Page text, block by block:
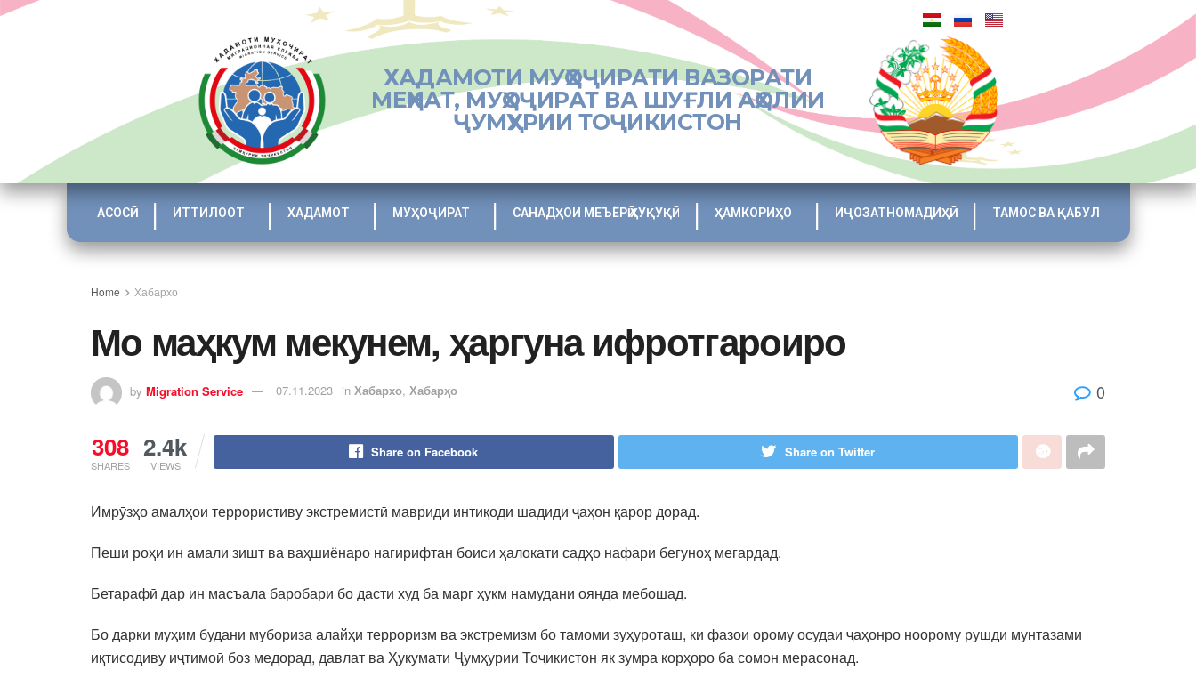
ХАДАМОТИ МУҲОҶИРАТИ ВАЗОРАТИ
МЕҲНАТ, МУҲОҶИРАТ ВА ШУҒЛИ АҲОЛИИ
ҶУМҲУРИИ ТОҶИКИСТОН
АСОСӢ ИТТИЛООТ ХАДАМОТ МУҲОҶИРАТ САНАДҲОИ МЕЪЁРӢ ҲУҚУҚӢ ҲАМКОРИҲО ИҶОЗАТНОМАДИҲӢ ТАМОС ВА ҚАБУЛ
Home Хабархо
Мо маҳкум мекунем, ҳаргуна ифротгароиро
by Migration Service 07.11.2023 in Хабархо, Хабарҳо 0
308
SHARES
2.4k
VIEWS
Share on Facebook Share on Twitter
Имрӯзҳо амалҳои террористиву экстремистӣ мавриди интиқоди шадиди ҷаҳон қарор дорад.
Пеши роҳи ин амали зишт ва ваҳшиёнаро нагирифтан боиси ҳалокати садҳо нафари бегуноҳ мегардад.
Бетарафӣ дар ин масъала баробари бо дасти худ ба марг ҳукм намудани оянда мебошад.
Бо дарки муҳим будани мубориза алайҳи терроризм ва экстремизм бо тамоми зуҳуроташ, ки фазои орому осудаи ҷаҳонро ноорому рушди мунтазами
иқтисодиву иҷтимоӣ боз медорад, давлат ва Ҳукумати Ҷумҳурии Тоҷикистон як зумра корҳоро ба сомон мерасонад.